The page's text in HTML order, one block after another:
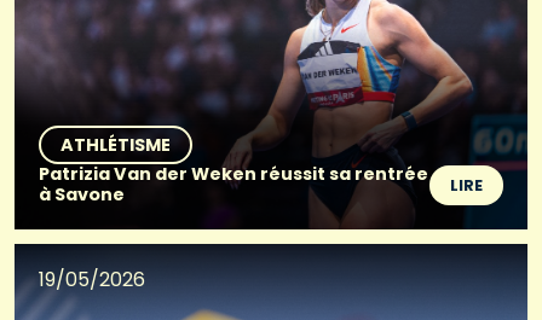
ATHLÉTISME
Patrizia Van der Weken réussit sa rentrée
à Savone
LIRE
19/05/2026